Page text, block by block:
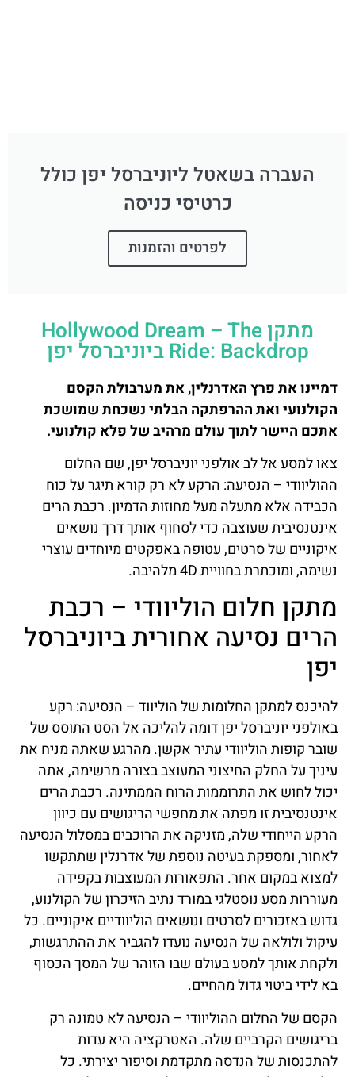
העברה בשאטל ליוניברסל יפן כולל
כרטיסי כניסה
לפרטים והזמנות
מתקן Hollywood Dream – The
Ride: Backdrop ביוניברסל יפן
דמיינו את פרץ האדרנלין, את מערבולת הקסם
הקולנועי ואת ההרפתקה הבלתי נשכחת שמושכת
אתכם היישר לתוך עולם מרהיב של פלא קולנועי.
צאו למסע אל לב אולפני יוניברסל יפן, שם החלום
ההוליוודי – הנסיעה: הרקע לא רק קורא תיגר על כוח
הכבידה אלא מתעלה מעל מחוזות הדמיון. רכבת הרים
אינטנסיבית שעוצבה כדי לסחוף אותך דרך נושאים
איקוניים של סרטים, עטופה באפקטים מיוחדים עוצרי
נשימה, ומוכתרת בחוויית 4D מלהיבה.
מתקן חלום הוליוודי – רכבת
הרים נסיעה אחורית ביוניברסל
יפן
להיכנס למתקן החלומות של הוליווד – הנסיעה: רקע
באולפני יוניברסל יפן דומה להליכה אל הסט התוסס של
שובר קופות הוליוודי עתיר אקשן. מהרגע שאתה מניח את
עיניך על החלק החיצוני המעוצב בצורה מרשימה, אתה
יכול לחוש את התרוממות הרוח הממתינה. רכבת הרים
אינטנסיבית זו מפתה את מחפשי הריגושים עם כיוון
הרקע הייחודי שלה, מזניקה את הרוכבים במסלול הנסיעה
לאחור, ומספקת בעיטה נוספת של אדרנלין שתתקשו
למצוא במקום אחר. התפאורות המעוצבות בקפידה
מעוררות מסע נוסטלגי במורד נתיב הזיכרון של הקולנוע,
גדוש באזכורים לסרטים ונושאים הוליוודיים איקוניים. כל
עיקול ולולאה של הנסיעה נועדו להגביר את ההתרגשות,
ולקחת אותך למסע בעולם שבו הזוהר של המסך הכסוף
בא לידי ביטוי גדול מהחיים.
הקסם של החלום ההוליוודי – הנסיעה לא טמונה רק
בריגושים הקרביים שלה. האטרקציה היא עדות
להתכנסות של הנדסה מתקדמת וסיפור יצירתי. כל